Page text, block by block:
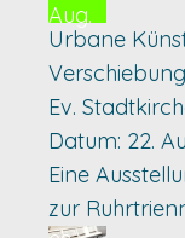
Aug.
Urbane
Ev.
Datum: 22.
Eine
zur